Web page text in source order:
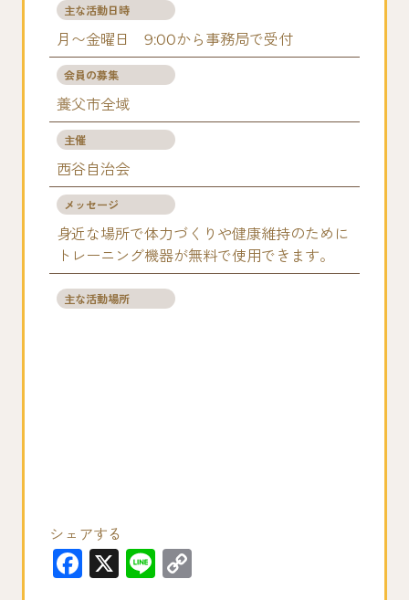
主な活動日時
月〜金曜日 9:00から事務局で受付
会員の募集
養父市全域
主催
西谷自治会
メッセージ
身近な場所で体力づくりや健康維持のために
トレーニング機器が無料で使用できます。
主な活動場所
シェアする
F
X
Li